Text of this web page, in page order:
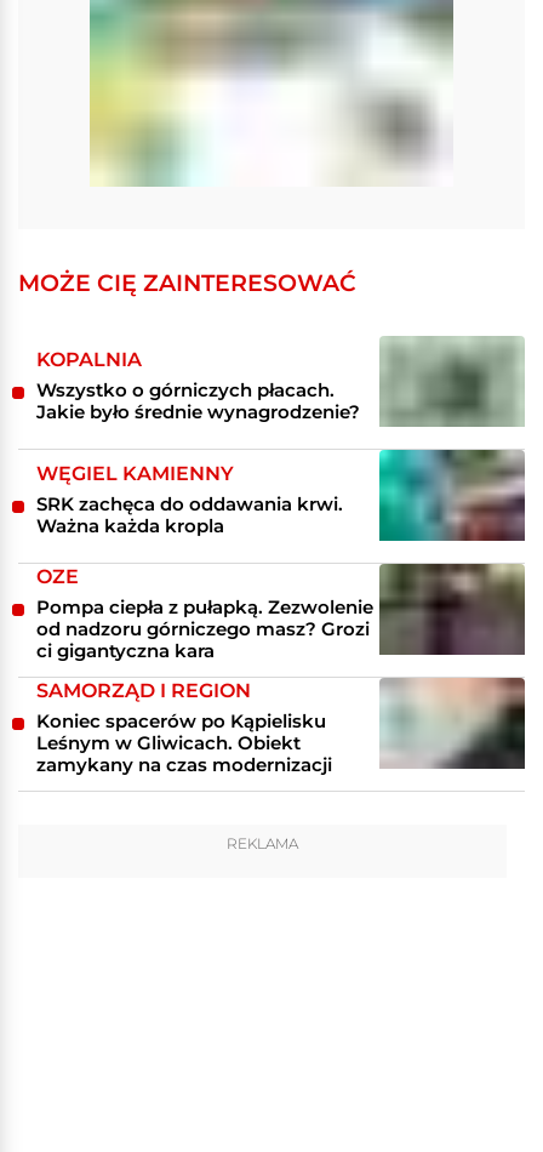
MOŻE CIĘ ZAINTERESOWAĆ
KOPALNIA
Wszystko o górniczych płacach.
Jakie było średnie wynagrodzenie?
WĘGIEL KAMIENNY
SRK zachęca do oddawania krwi.
Ważna każda kropla
OZE
Pompa ciepła z pułapką. Zezwolenie
od nadzoru górniczego masz? Grozi
ci gigantyczna kara
SAMORZĄD I REGION
Koniec spacerów po Kąpielisku
Leśnym w Gliwicach. Obiekt
zamykany na czas modernizacji
REKLAMA